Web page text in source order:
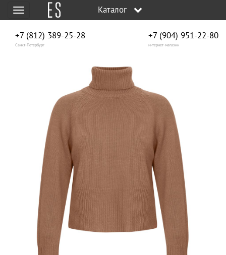
Меню Каталог
+7 (812) 389-25-28
Санкт-Петербург
+7 (904) 951‑22‑80
интернет-магазин